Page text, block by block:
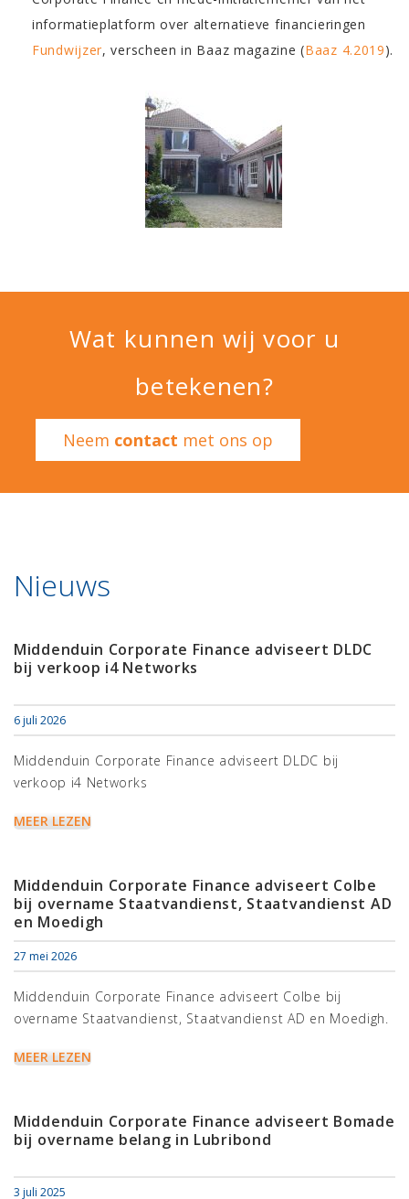
informatieplatform over alternatieve financieringen
Fundwijzer, verscheen in Baaz magazine (Baaz 4.2019).
Wat kunnen wij voor u
betekenen?
Neem contact met ons op
Nieuws
Middenduin Corporate Finance adviseert DLDC
bij verkoop i4 Networks
6 juli 2026
Middenduin Corporate Finance adviseert DLDC bij
verkoop i4 Networks
MEER LEZEN
Middenduin Corporate Finance adviseert Colbe
bij overname Staatvandienst, Staatvandienst AD
en Moedigh
27 mei 2026
Middenduin Corporate Finance adviseert Colbe bij
overname Staatvandienst, Staatvandienst AD en Moedigh.
MEER LEZEN
Middenduin Corporate Finance adviseert Bomade
bij overname belang in Lubribond
3 juli 2025